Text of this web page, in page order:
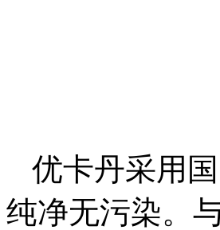
优卡丹采用
纯净无污染。